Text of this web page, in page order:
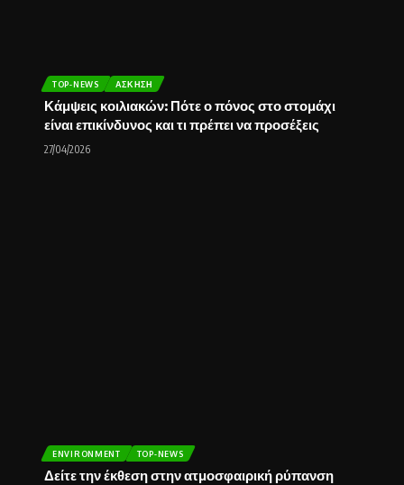
TOP-NEWS ΆΣΚΗΣΗ
Κάμψεις κοιλιακών: Πότε ο πόνος στο στομάχι
είναι επικίνδυνος και τι πρέπει να προσέξεις
27/04/2026
ENVIRONMENT TOP-NEWS
Δείτε την έκθεση στην ατμοσφαιρική ρύπανση